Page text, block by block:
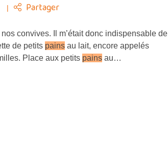
Partager
convives. Il m’était donc indispensable de
de petits pains au lait, encore appelés
Place aux petits pains au…